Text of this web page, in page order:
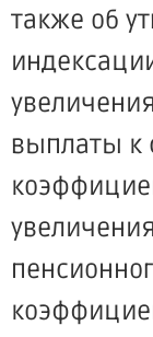
также об
выплаты к